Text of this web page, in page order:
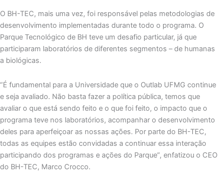
O BH-TEC, mais uma vez, foi responsável pelas metodologias de
desenvolvimento implementadas durante todo o programa. O
Parque Tecnológico de BH teve um desafio particular, já que
participaram laboratórios de diferentes segmentos – de humanas
a biológicas.
“É fundamental para a Universidade que o Outlab UFMG continue
e seja avaliado. Não basta fazer a política pública, temos que
avaliar o que está sendo feito e o que foi feito, o impacto que o
programa teve nos laboratórios, acompanhar o desenvolvimento
deles para aperfeiçoar as nossas ações. Por parte do BH-TEC,
todas as equipes estão convidadas a continuar essa interação
participando dos programas e ações do Parque”, enfatizou o CEO
do BH-TEC, Marco Crocco.